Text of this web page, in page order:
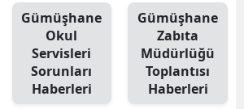
Gaziantep
Giresun
Gümüşhane
Gümüşhane
Okul
Servisleri
Sorunları
Haberleri
Gümüşhane
Zabıta
Müdürlüğü
Toplantısı
Haberleri